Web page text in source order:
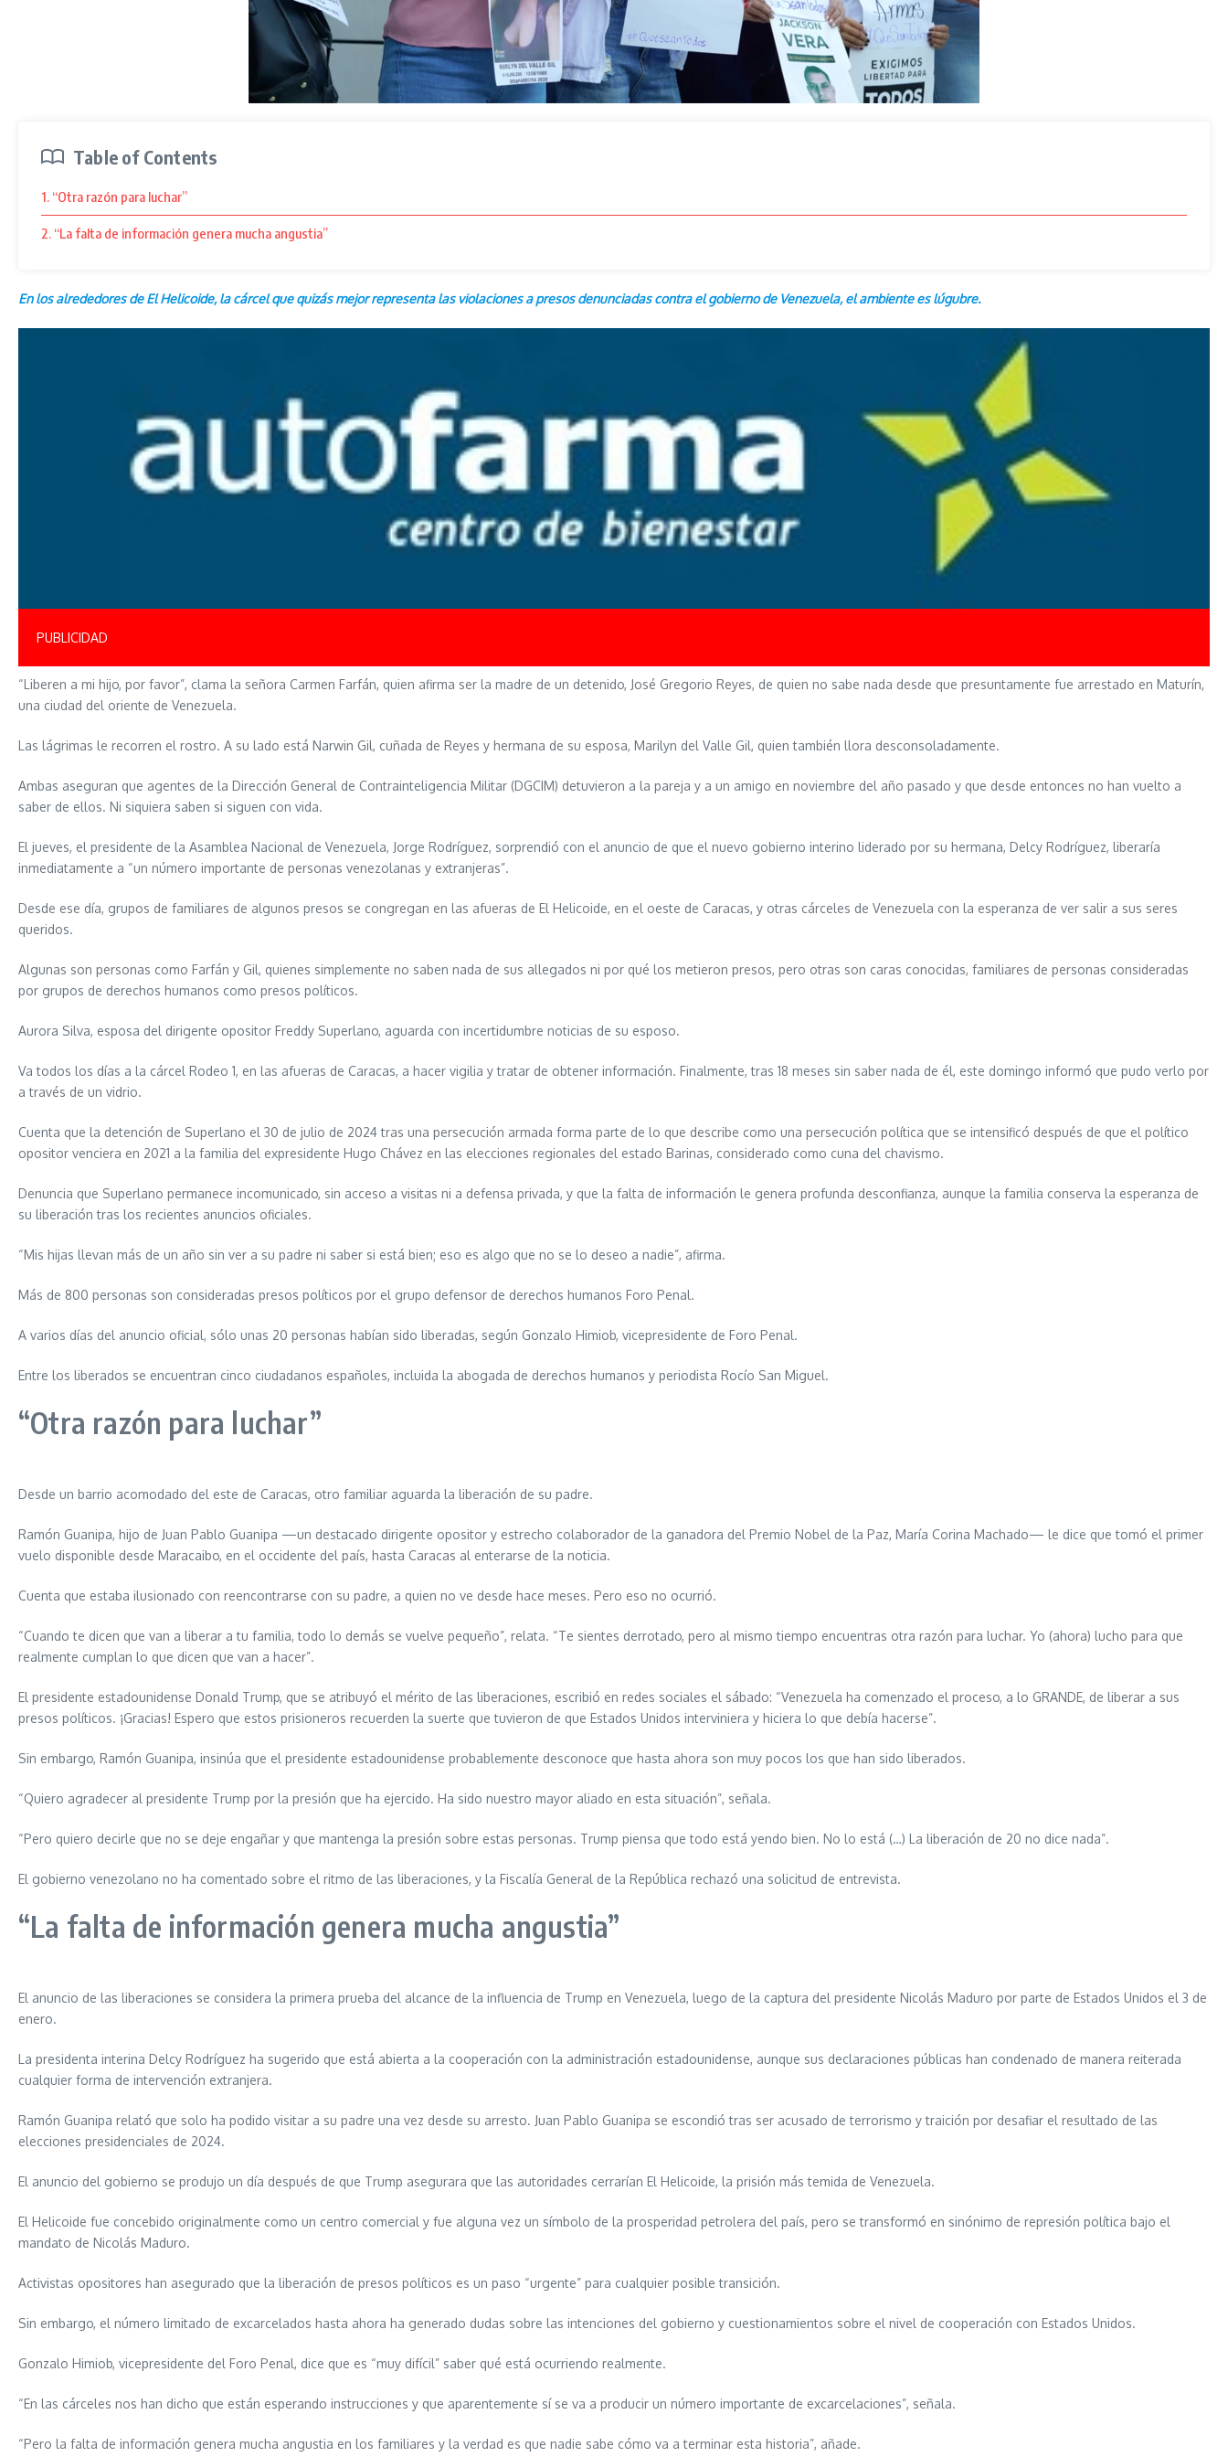
Table of Contents
1. “Otra razón para luchar”
2. “La falta de información genera mucha angustia”
En los alrededores de El Helicoide, la cárcel que quizás mejor representa las violaciones a presos denunciadas contra el gobierno de Venezuela, el ambiente es lúgubre.
PUBLICIDAD
“Liberen a mi hijo, por favor”, clama la señora Carmen Farfán, quien afirma ser la madre de un detenido, José Gregorio Reyes, de quien no sabe nada desde que presuntamente fue arrestado en Maturín,
una ciudad del oriente de Venezuela.
Las lágrimas le recorren el rostro. A su lado está Narwin Gil, cuñada de Reyes y hermana de su esposa, Marilyn del Valle Gil, quien también llora desconsoladamente.
Ambas aseguran que agentes de la Dirección General de Contrainteligencia Militar (DGCIM) detuvieron a la pareja y a un amigo en noviembre del año pasado y que desde entonces no han vuelto a
saber de ellos. Ni siquiera saben si siguen con vida.
El jueves, el presidente de la Asamblea Nacional de Venezuela, Jorge Rodríguez, sorprendió con el anuncio de que el nuevo gobierno interino liderado por su hermana, Delcy Rodríguez, liberaría
inmediatamente a “un número importante de personas venezolanas y extranjeras”.
Desde ese día, grupos de familiares de algunos presos se congregan en las afueras de El Helicoide, en el oeste de Caracas, y otras cárceles de Venezuela con la esperanza de ver salir a sus seres
queridos.
Algunas son personas como Farfán y Gil, quienes simplemente no saben nada de sus allegados ni por qué los metieron presos, pero otras son caras conocidas, familiares de personas consideradas
por grupos de derechos humanos como presos políticos.
Aurora Silva, esposa del dirigente opositor Freddy Superlano, aguarda con incertidumbre noticias de su esposo.
Va todos los días a la cárcel Rodeo 1, en las afueras de Caracas, a hacer vigilia y tratar de obtener información. Finalmente, tras 18 meses sin saber nada de él, este domingo informó que pudo verlo por
a través de un vidrio.
Cuenta que la detención de Superlano el 30 de julio de 2024 tras una persecución armada forma parte de lo que describe como una persecución política que se intensificó después de que el político
opositor venciera en 2021 a la familia del expresidente Hugo Chávez en las elecciones regionales del estado Barinas, considerado como cuna del chavismo.
Denuncia que Superlano permanece incomunicado, sin acceso a visitas ni a defensa privada, y que la falta de información le genera profunda desconfianza, aunque la familia conserva la esperanza de
su liberación tras los recientes anuncios oficiales.
“Mis hijas llevan más de un año sin ver a su padre ni saber si está bien; eso es algo que no se lo deseo a nadie”, afirma.
Más de 800 personas son consideradas presos políticos por el grupo defensor de derechos humanos Foro Penal.
A varios días del anuncio oficial, sólo unas 20 personas habían sido liberadas, según Gonzalo Himiob, vicepresidente de Foro Penal.
Entre los liberados se encuentran cinco ciudadanos españoles, incluida la abogada de derechos humanos y periodista Rocío San Miguel.
“Otra razón para luchar”
Desde un barrio acomodado del este de Caracas, otro familiar aguarda la liberación de su padre.
Ramón Guanipa, hijo de Juan Pablo Guanipa —un destacado dirigente opositor y estrecho colaborador de la ganadora del Premio Nobel de la Paz, María Corina Machado— le dice que tomó el primer
vuelo disponible desde Maracaibo, en el occidente del país, hasta Caracas al enterarse de la noticia.
Cuenta que estaba ilusionado con reencontrarse con su padre, a quien no ve desde hace meses. Pero eso no ocurrió.
“Cuando te dicen que van a liberar a tu familia, todo lo demás se vuelve pequeño”, relata. “Te sientes derrotado, pero al mismo tiempo encuentras otra razón para luchar. Yo (ahora) lucho para que
realmente cumplan lo que dicen que van a hacer”.
El presidente estadounidense Donald Trump, que se atribuyó el mérito de las liberaciones, escribió en redes sociales el sábado: “Venezuela ha comenzado el proceso, a lo GRANDE, de liberar a sus
presos políticos. ¡Gracias! Espero que estos prisioneros recuerden la suerte que tuvieron de que Estados Unidos interviniera y hiciera lo que debía hacerse”.
Sin embargo, Ramón Guanipa, insinúa que el presidente estadounidense probablemente desconoce que hasta ahora son muy pocos los que han sido liberados.
“Quiero agradecer al presidente Trump por la presión que ha ejercido. Ha sido nuestro mayor aliado en esta situación”, señala.
“Pero quiero decirle que no se deje engañar y que mantenga la presión sobre estas personas. Trump piensa que todo está yendo bien. No lo está (…) La liberación de 20 no dice nada”.
El gobierno venezolano no ha comentado sobre el ritmo de las liberaciones, y la Fiscalía General de la República rechazó una solicitud de entrevista.
“La falta de información genera mucha angustia”
El anuncio de las liberaciones se considera la primera prueba del alcance de la influencia de Trump en Venezuela, luego de la captura del presidente Nicolás Maduro por parte de Estados Unidos el 3 de
enero.
La presidenta interina Delcy Rodríguez ha sugerido que está abierta a la cooperación con la administración estadounidense, aunque sus declaraciones públicas han condenado de manera reiterada
cualquier forma de intervención extranjera.
Ramón Guanipa relató que solo ha podido visitar a su padre una vez desde su arresto. Juan Pablo Guanipa se escondió tras ser acusado de terrorismo y traición por desafiar el resultado de las
elecciones presidenciales de 2024.
El anuncio del gobierno se produjo un día después de que Trump asegurara que las autoridades cerrarían El Helicoide, la prisión más temida de Venezuela.
El Helicoide fue concebido originalmente como un centro comercial y fue alguna vez un símbolo de la prosperidad petrolera del país, pero se transformó en sinónimo de represión política bajo el
mandato de Nicolás Maduro.
Activistas opositores han asegurado que la liberación de presos políticos es un paso “urgente” para cualquier posible transición.
Sin embargo, el número limitado de excarcelados hasta ahora ha generado dudas sobre las intenciones del gobierno y cuestionamientos sobre el nivel de cooperación con Estados Unidos.
Gonzalo Himiob, vicepresidente del Foro Penal, dice que es “muy difícil” saber qué está ocurriendo realmente.
“En las cárceles nos han dicho que están esperando instrucciones y que aparentemente sí se va a producir un número importante de excarcelaciones”, señala.
“Pero la falta de información genera mucha angustia en los familiares y la verdad es que nadie sabe cómo va a terminar esta historia”, añade.